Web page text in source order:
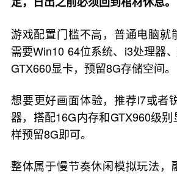
游戏配置门槛不高，普通电脑就
需要Win10 64位系统、i3处理器
GTX660显卡，预留8G存储空间。
想要更好画面体验，推荐i7或者
器，搭配16G内存和GTX960级
样预留8G即可。
整体属于慢节奏休闲模拟玩法，